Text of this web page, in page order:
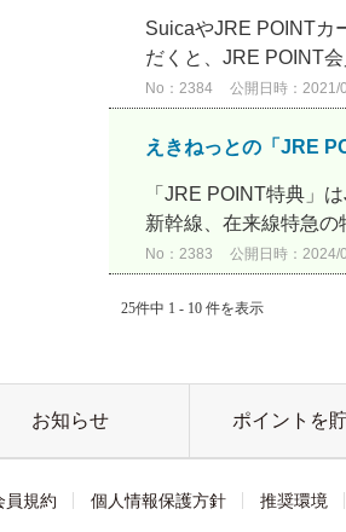
SuicaやJRE POINTカ
だくと、JRE POINT
No：2384 公開日時：2021/
えきねっとの「JRE
「JRE POINT特典」
新幹線、在来線特急
No：2383 公開日時：2024/
25件中 1 - 10 件を表示
お知らせ ポイントを
員規約 個人情報保護方針 推奨環境